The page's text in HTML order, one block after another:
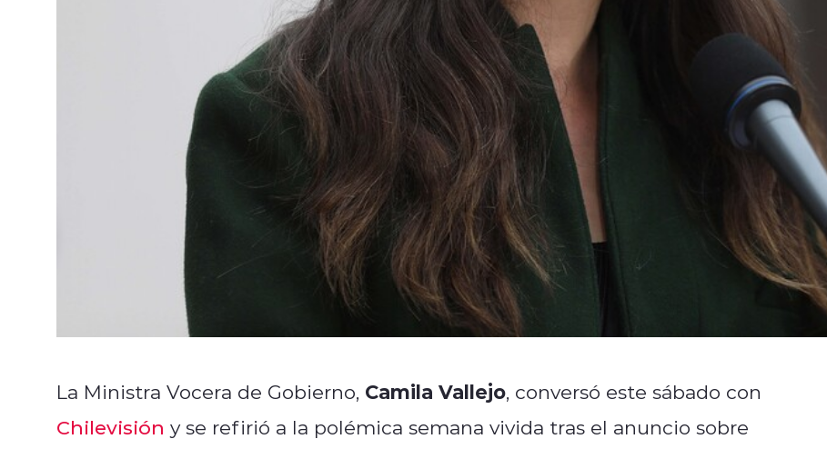
La Ministra Vocera de Gobierno, Camila Vallejo, conversó este sábado con
Chilevisión y se refirió a la polémica semana vivida tras el anuncio sobre